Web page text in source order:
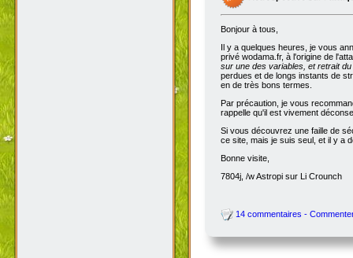
Bonjour à tous,
Il y a quelques heures, je vous
privé wodama.fr, à l'origine de
sur une des variables, et retrait
perdues et de longs instants de
en de très bons termes.
Par précaution, je vous
rappelle qu'il est vivement
Si vous découvrez une faille de
ce site, mais je suis seul, et il y a
Bonne visite,
7804j, /w Astropi sur Li Crounch
14 commentaires -